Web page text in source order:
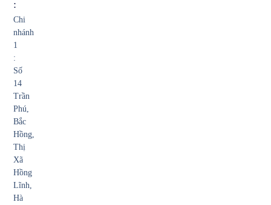
:
Chi
nhánh
1
:
Số
14
Trần
Phú,
Bắc
Hồng,
Thị
Xã
Hồng
Lĩnh,
Hà